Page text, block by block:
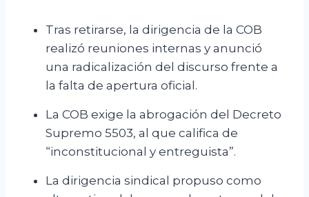
Tras retirarse, la dirigencia de la COB
realizó reuniones internas y anunció
una radicalización del discurso frente a
la falta de apertura oficial.
La COB exige la abrogación del Decreto
Supremo 5503, al que califica de
“inconstitucional y entreguista”.
La dirigencia sindical propuso como